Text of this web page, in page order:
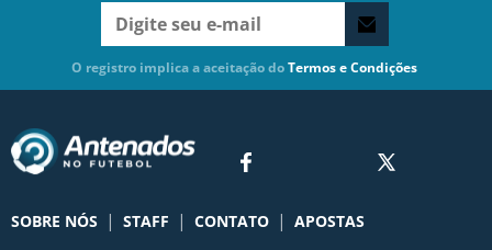
O registro implica a aceitação doTermos e Condições
SOBRE NÓS | STAFF | CONTATO | APOSTAS